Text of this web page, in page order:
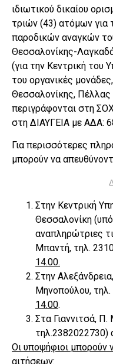
ιδιωτικού δικαίου
τριών (43) ατόμων για
παροδικών αναγκών
Θεσσαλονίκης-
(για την Κεντρική του
του οργανικές
Θεσσαλονίκης,
περιγράφονται στη
στη ΔΙΑΥΓΕΙΑ με ΑΔΑ:
Για περισσότερες
μπορούν να
Στην Κεντρική
Θεσσαλονίκη
αναπληρώτριες
Μπαντή, τηλ.
14.00.
Στην
Μηνοπούλου,
14.00.
Στα Γιαννιτσά,
τηλ.2382022730)
Οι υποψήφιοι μπορούν
αιτήσεων: